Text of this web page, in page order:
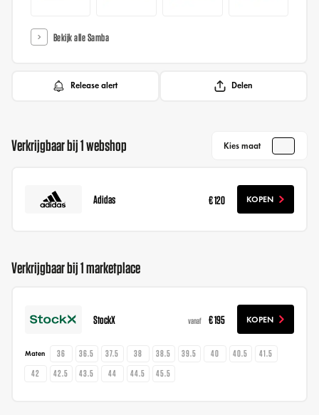
Bekijk alle Samba
Release alert Delen
Verkrijgbaar bij 1 webshop Kies maat
Adidas € 120 KOPEN
Verkrijgbaar bij 1 marketplace
StockX vanaf € 195 KOPEN
Maten 36 36.5 37.5 38 38.5 39.5 40 40.5
41.5
42
42.5 43.5 44 44.5 45.5